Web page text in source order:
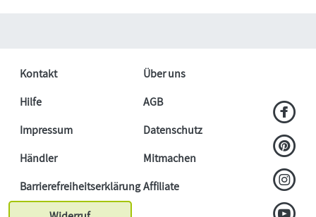
Kontakt
Über uns
Hilfe
AGB
Impressum
Datenschutz
Händler
Mitmachen
BarrierefreiheitserklärungAffiliate